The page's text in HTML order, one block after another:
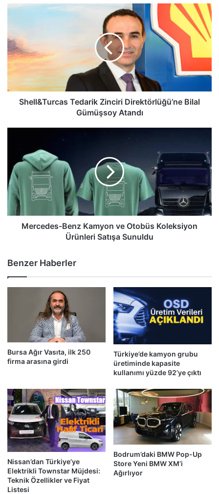
Shell&Turcas
Direktörlüğü’ne
Bilal
Gümüşsoy
Atandı
Shell&Turcas Tedarik Zinciri Direktörlüğü’ne Bilal
Gümüşsoy Atandı
Kamyon
Otobüs
Koleksiyon
Ürünleri
Satışa
Sunuldu
Mercedes-Benz Kamyon ve Otobüs Koleksiyon
Ürünleri Satışa Sunuldu
Benzer Haberler
Bursa Ağır Vasıta, ilk 250
firma arasına girdi
Türkiye’de kamyon grubu
üretiminde kapasite
kullanımı yüzde 92’ye çıktı
Nissan’dan Türkiye’ye
Elektrikli Townstar Müjdesi:
Teknik Özellikler ve Fiyat
Listesi
Bodrum’daki BMW Pop-Up
Store Yeni BMW XM’i
Ağırlıyor